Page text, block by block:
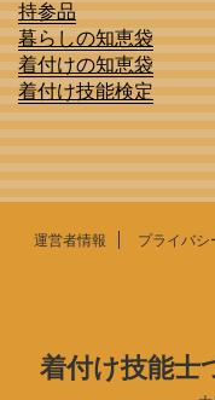
持参品
暮らしの知恵袋
着付けの知恵袋
着付け技能検定
運営者情報 プライバシ
着付け技能